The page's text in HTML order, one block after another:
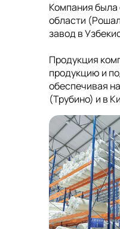
Компания была
области
завод в
Продукция
продукцию и
обеспечивая
(Трубино) и в